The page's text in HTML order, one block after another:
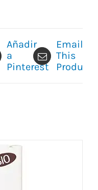
Añadir
a
Pinterest
Email
This
Product